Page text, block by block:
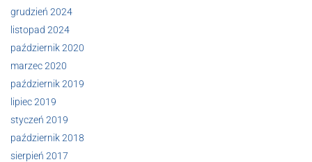
grudzień 2024
listopad 2024
październik 2020
marzec 2020
październik 2019
lipiec 2019
styczeń 2019
październik 2018
sierpień 2017